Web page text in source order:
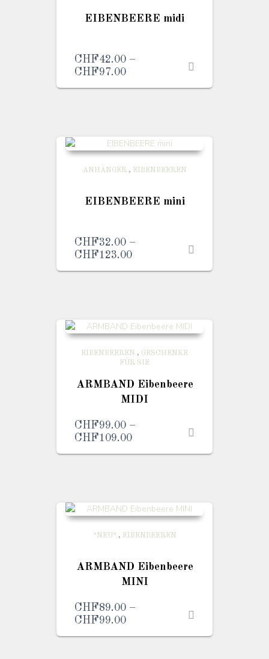
EIBENBEERE midi
CHF42.00 –
CHF97.00
ANHÄNGER, EIBENBEEREN
EIBENBEERE mini
CHF32.00 –
CHF123.00 Preisspanne:
EIBENBEEREN , GESCHENKE
FÜR SIE
ARMBAND Eibenbeere
MIDI
CHF99.00 –
CHF109.00 Preisspanne:
*NEU* , EIBENBEEREN
ARMBAND Eibenbeere
MINI
CHF89.00 –
CHF99.00